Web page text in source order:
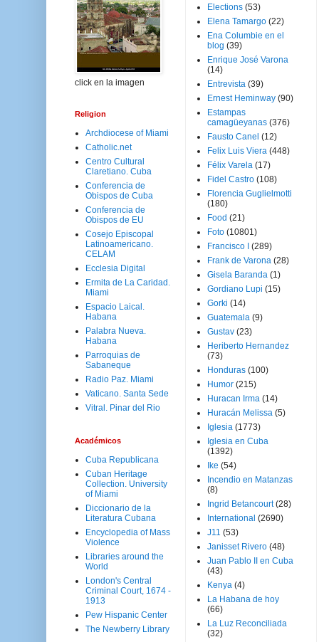
click en la imagen
Religion
Archdiocese of Miami
Catholic.net
Centro Cultural
Claretiano. Cuba
Conferencia de
Obispos de Cuba
Conferencia de
Obispos de EU
Cosejo Episcopal
Latinoamericano.
CELAM
Ecclesia Digital
Ermita de La Caridad.
Miami
Espacio Laical.
Habana
Palabra Nueva.
Habana
Parroquias de
Sabaneque
Radio Paz. Miami
Vaticano. Santa Sede
Vitral. Pinar del Rio
Académicos
Cuba Republicana
Cuban Heritage
Collection. University
of Miami
Diccionario de la
Literatura Cubana
Encyclopedia of Mass
Violence
Libraries around the
World
London's Central
Criminal Court, 1674 -
1913
Pew Hispanic Center
The Newberry Library
Elections (53)
Elena Tamargo (22)
Ena Columbie en el
blog (39)
Enrique José Varona
(14)
Entrevista (39)
Ernest Heminway (90)
Estampas
camagüeyanas (376)
Fausto Canel (12)
Felix Luis Viera (448)
Félix Varela (17)
Fidel Castro (108)
Florencia Guglielmotti
(180)
Food (21)
Foto (10801)
Francisco I
(289)
Frank de Varona (28)
Gisela Baranda (1)
Gordiano Lupi (15)
Gorki (14)
Guatemala (9)
Gustav (23)
Heriberto Hernandez
(73)
Honduras (100)
Humor (215)
Huracan Irma (14)
Huracán Melissa (5)
Iglesia (1773)
Iglesia en Cuba
(1392)
Ike (54)
Incendio en Matanzas
(8)
Ingrid Betancourt (28)
International (2690)
J11 (53)
Janisset Rivero (48)
Juan Pablo II en Cuba
(43)
Kenya (4)
La Habana de hoy
(66)
La Luz Reconciliada
(32)